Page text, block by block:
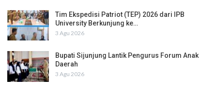
Tim Ekspedisi Patriot (TEP) 2026 dari IPB
University Berkunjung ke…
3 Agu 2026
Bupati Sijunjung Lantik Pengurus Forum Anak
Daerah
3 Agu 2026